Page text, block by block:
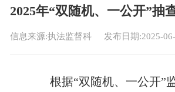
2025年“双随机、一公开”抽
信息来源:执法监督科 发布日期:2025-
根据“双随机、一公开”